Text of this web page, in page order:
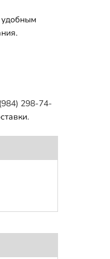
удобным
298-74-